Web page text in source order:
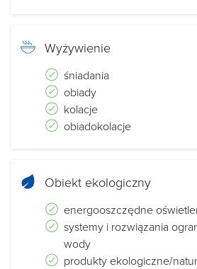
Wyżywienie
śniadania
obiady
kolacje
obiadokolacje
Obiekt ekologiczny
energooszczędne
systemy i rozwiązania
wody
produkty ekologiczne/